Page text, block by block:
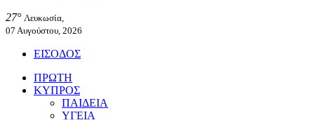
27° Λευκωσία,
07 Αυγούστου, 2026
ΕΙΣΟΔΟΣ
ΠΡΩΤΗ
ΚΥΠΡΟΣ
ΠΑΙΔΕΙΑ
ΥΓΕΙΑ